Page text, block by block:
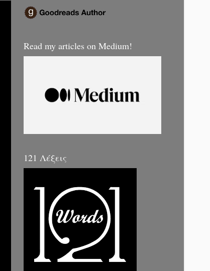
Read my articles on Medium!
121 Λέξεις